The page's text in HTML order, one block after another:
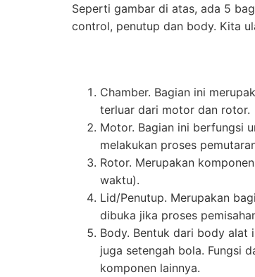
Seperti gambar di atas, ada 5
control, penutup dan body. Kita
Chamber. Bagian ini
terluar dari motor dan rotor.
Motor. Bagian ini berfungsi
melakukan proses
Rotor. Merupakan
waktu).
Lid/Penutup. Merupakan
dibuka jika proses
Body. Bentuk dari body alat
juga setengah bola. Fungsi
komponen lainnya.